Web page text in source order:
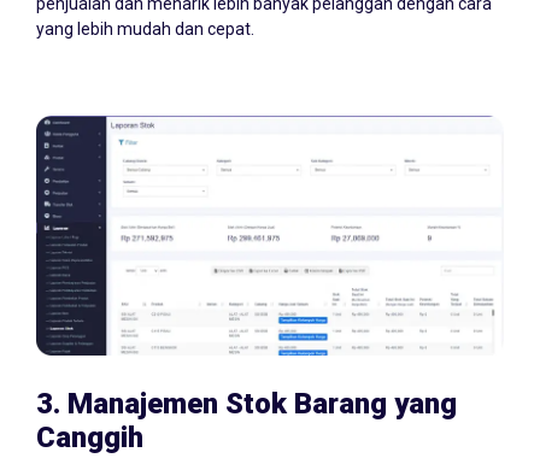
yang lebih mudah dan cepat.
3. Manajemen Stok Barang yang
Canggih